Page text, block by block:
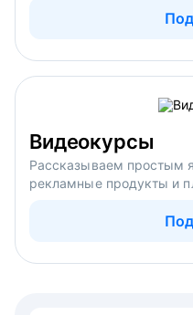
Видеокурсы
Рассказываем простым
рекламные продукты и